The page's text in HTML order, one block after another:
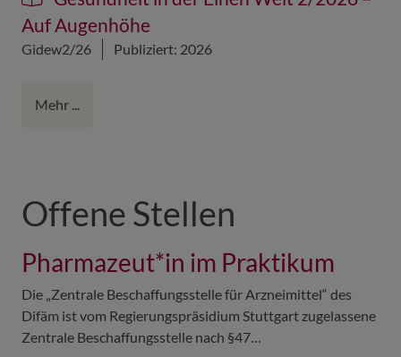
Auf Augenhöhe
Gidew2/26 Publiziert: 2026
Mehr ...
Offene Stellen
Pharmazeut*in im Praktikum
Die „Zentrale Beschaffungsstelle für Arzneimittel“ des
Difäm ist vom Regierungspräsidium Stuttgart zugelassene
Zentrale Beschaffungsstelle nach §47…